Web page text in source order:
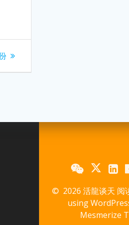
© 2026 活龍谈天 阅
using
Mesmerize